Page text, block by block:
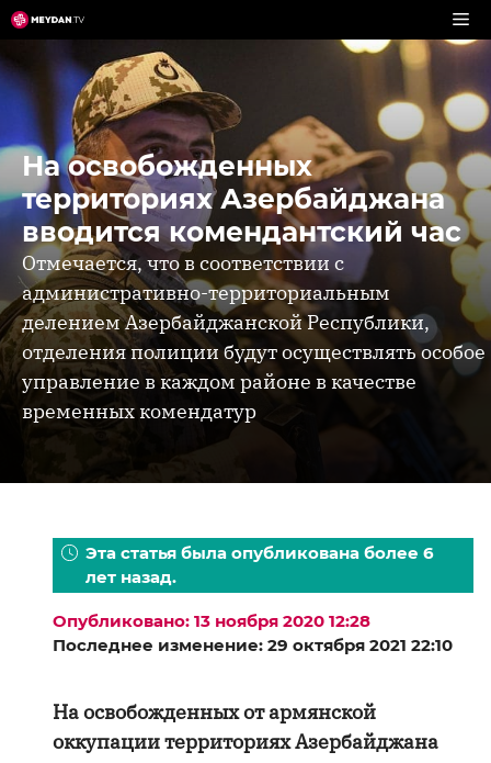
Перейти
содержимому
На освобожденных
территориях Азербайджана
вводится комендантский час
Отмечается, что в соответствии с
административно-территориальным
делением Азербайджанской Республики,
отделения полиции будут осуществлять особое
управление в каждом районе в качестве
временных комендатур
Эта статья была опубликована более 6
лет назад.
Опубликовано: 13 ноября 2020 12:28
Последнее изменение: 29 октября 2021 22:10
На освобожденных от армянской
оккупации территориях Азербайджана